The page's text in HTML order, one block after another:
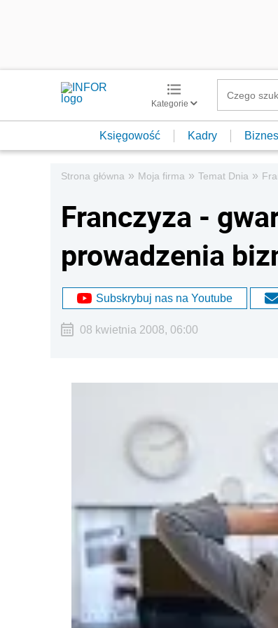
Kategorie
Księgowość Kadry Biznes
Strona główna » Moja firma » Temat Dnia »
Franczyza -
prowadzenia
Subskrybuj nas na Youtube
08 kwietnia 2008, 06:00